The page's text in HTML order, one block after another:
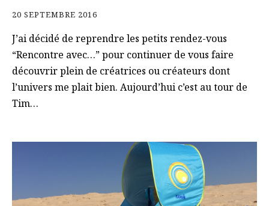
20 SEPTEMBRE 2016
J’ai décidé de reprendre les petits rendez-vous
“Rencontre avec…” pour continuer de vous faire
découvrir plein de créatrices ou créateurs dont
l’univers me plait bien. Aujourd’hui c’est au tour de
Tim…